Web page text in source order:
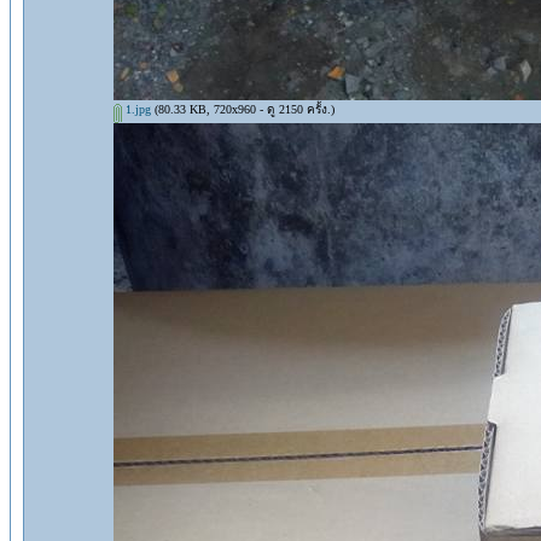
1.jpg (80.33 KB, 720x960 - ดู 2150 ครั้ง.)